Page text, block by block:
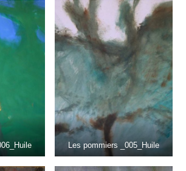
Les pommiers _005_Huile